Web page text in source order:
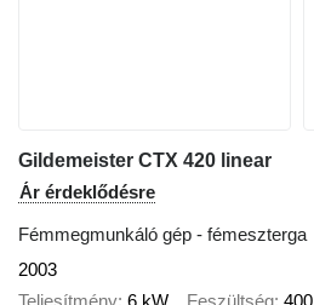
Gildemeister CTX 420 linear
Ár érdeklődésre
Fémmegmunkáló gép - fémeszterga
2003